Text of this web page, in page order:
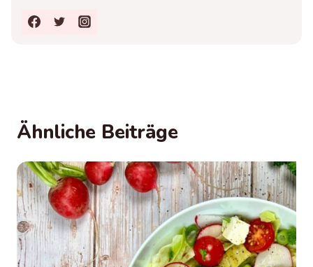
Ähnliche Beiträge